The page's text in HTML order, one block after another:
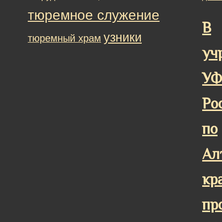
В
по
тюремное служение
тюремный храм узники